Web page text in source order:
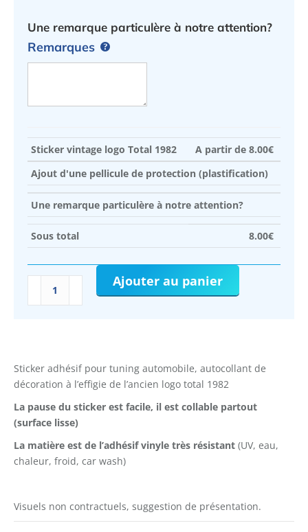
Une remarque particulère à notre attention?
Remarques
Sticker vintage logo Total 1982 A partir de 8.00€
Ajout d'une pellicule de protection (plastification)
Une remarque particulère à notre attention?
Sous total 8.00€
Total
Ajouter au panier
Sticker adhésif pour tuning automobile, autocollant de
décoration à l’effigie de l’ancien logo total 1982
La pause du sticker est facile, il est collable partout
(surface lisse)
La matière est de l’adhésif vinyle très résistant (UV, eau,
chaleur, froid, car wash)
Visuels non contractuels, suggestion de présentation.